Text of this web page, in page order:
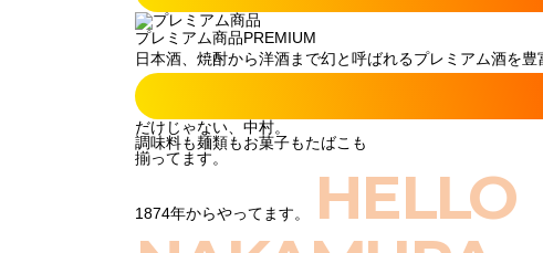
プレミアム商品PREMIUM
日本酒、焼酎から洋酒まで幻と呼ばれるプレミアム酒を
だけじゃない、中村。
調味料も麺類もお菓子もたばこも
揃ってます。
1874年からやってます。
HELLO